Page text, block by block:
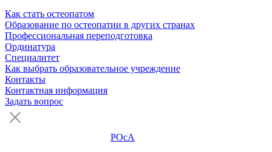
Как стать остеопатом
Образование по остеопатии в других странах
Профессиональная переподготовка
Ординатура
Специалитет
Как выбрать образовательное учреждение
Контакты
Контактная информация
Задать вопрос
РОсА